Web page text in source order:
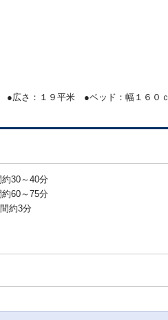
●広さ：１９平米 ●ベッド：幅１６０
30～40分
60～75分
約3分